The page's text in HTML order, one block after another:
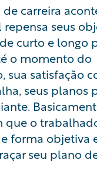
de carreira
seus
curto e longo
o momento do
sua satisfação
seus planos
o
forma objetiva
seu plano